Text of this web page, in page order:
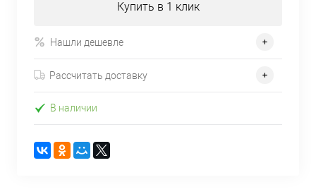
Купить в 1 клик
Нашли дешевле
Рассчитать доставку
В наличии